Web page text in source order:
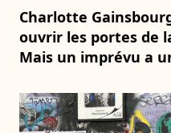
Charlotte
ouvrir les portes de
Mais un imprévu a